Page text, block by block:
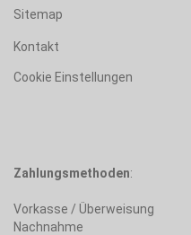
Sitemap
Kontakt
Cookie Einstellungen
Zahlungsmethoden:
Vorkasse / Überweisung
Nachnahme